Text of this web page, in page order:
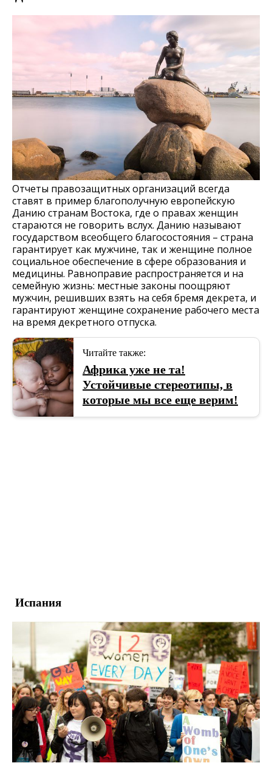
Отчеты правозащитных организаций всегда
ставят в пример благополучную европейскую
Данию странам Востока, где о правах женщин
стараются не говорить вслух. Данию называют
государством всеобщего благосостояния – страна
гарантирует как мужчине, так и женщине полное
социальное обеспечение в сфере образования и
медицины. Равноправие распространяется и на
семейную жизнь: местные законы поощряют
мужчин, решивших взять на себя бремя декрета, и
гарантируют женщине сохранение рабочего места
на время декретного отпуска.
Читайте также:
Африка уже не та!
Устойчивые стереотипы, в
которые мы все еще верим!
Испания